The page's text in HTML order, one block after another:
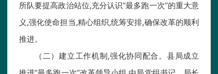
所队要提高政治站位,充分认识“最多跑一次”的重大意
义,强化使命担当,精心组织,统筹安排,确保改革的顺利
推进。
（二）建立工作机制,强化协同配合。县局成立